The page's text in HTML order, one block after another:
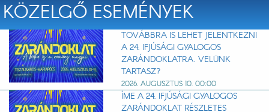
KÖZELGŐ ESEMÉNYEK
TOVÁBBRA IS LEHET JELENTKEZNI
A 24. IFJÚSÁGI GYALOGOS
ZARÁNDOKLATRA. VELÜNK
TARTASZ?
2026. AUGUSZTUS 10. 00:00
ÍME A 24. IFJÚSÁGI GYALOGOS
ZARÁNDOKLAT RÉSZLETES